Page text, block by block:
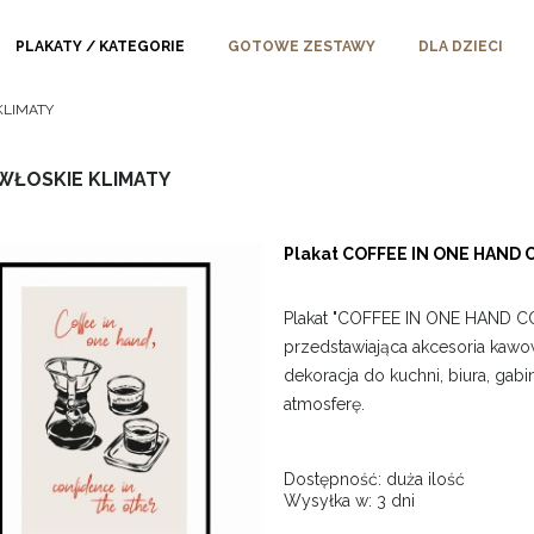
PLAKATY / KATEGORIE GOTOWE ZESTAWY DLA DZIECI
KLIMATY
Plakat COFFEE IN ONE
Plakat "COFFEE IN ONE HAND
przedstawiająca akcesoria
dekoracja do kuchni, biura,
atmosferę.
Dostępność: duża ilość
Wysyłka w: 3 dni